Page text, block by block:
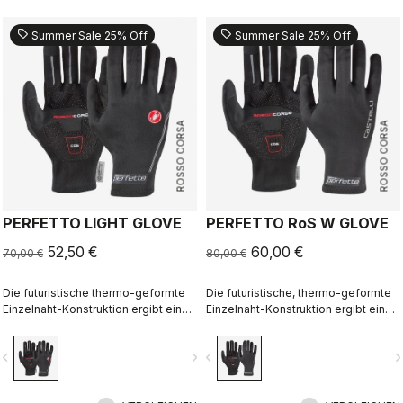
ROSSO CORSA
sell Summer Sale 25% Off
PERFETTO LIGHT GLOVE
70,00 € 52,50 €
Die futuristische thermo-geformte
Einzelnaht-Konstruktion ergibt einen
verstaubar, winddicht, schlank
geschnitten und extrem komfortabel
navigate_next
ROSSO CORSA
sell Summer Sale 25% Off
PERFETTO RoS W GLOVE
80,00 € 60,00 €
Die futuristische, thermo-geformte
Einzelnaht-Konstruktion ergibt einen
wind- und wasserfest, warm,
schlank geschnitten und extrem
komfortabel ist.
navigate_before